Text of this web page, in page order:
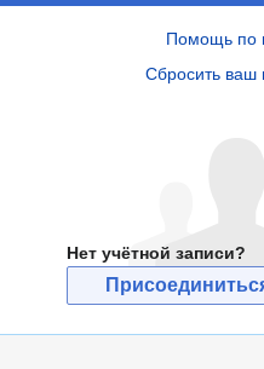
Помощь по
Сбросить ваш
Нет учётной записи?